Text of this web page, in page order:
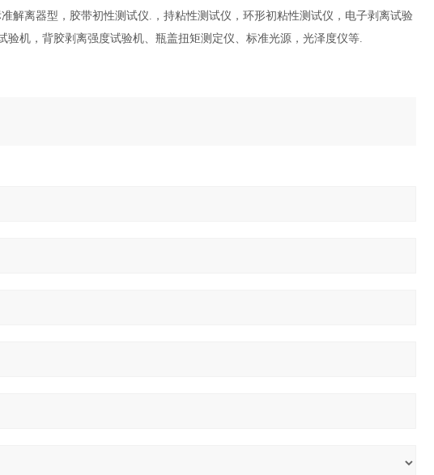
解离器型，胶带初性测试仪. ，持粘性测试仪，环形初粘性测试仪，电子剥离试验
验机， 背胶剥离强度试验机、瓶盖扭矩测定仪、标准光源，光泽度仪等.